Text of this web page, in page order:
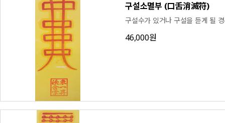
구설소멸부 (口舌消滅符)
구설수가 있거나 구설을 듣게 될
46,000원